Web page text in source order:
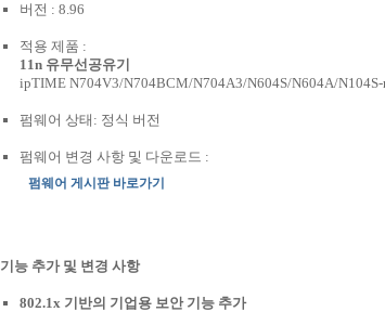
버전 : 8.96
적용 제품 :
11n 유무선공유기
ipTIME N704V3/N704BCM/N704A3/N604S/N604A/N104S-
펌웨어 상태: 정식 버전
펌웨어 변경 사항 및 다운로드 :
펌웨어 게시판 바로가기
기능 추가 및 변경 사항
802.1x 기반의 기업용 보안 기능 추가